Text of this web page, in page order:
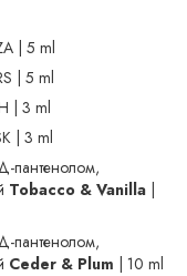
| 5 ml
| 5 ml
| 3 ml
| 3 ml
пантенолом,
Tobacco & Vanilla
пантенолом,
Ceder & Plum | 10 ml